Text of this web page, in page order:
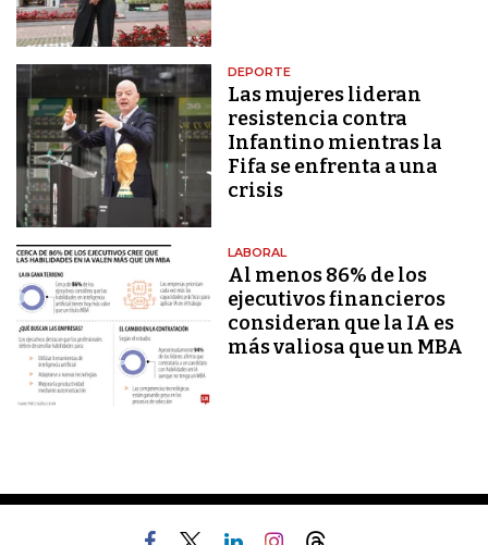
DEPORTE
Las mujeres lideran
resistencia contra
Infantino mientras la
Fifa se enfrenta a una
crisis
LABORAL
Al menos 86% de los
ejecutivos financieros
consideran que la IA es
más valiosa que un MBA